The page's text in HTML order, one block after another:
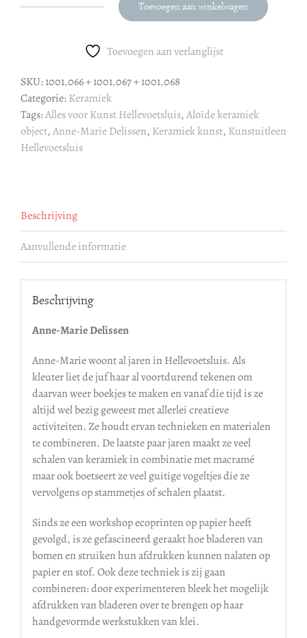
Delissen
Oloïde
aantal
Toevoegen aan winkelwagen
Toevoegen aan verlanglijst
SKU:1001.066 + 1001.067 + 1001.068
Categorie:Keramiek
Tags:Alles voor Kunst Hellevoetsluis,Aloïde keramiek
object,Anne-Marie Delissen, Keramiek kunst, Kunstuitleen
Hellevoetsluis
Beschrijving
Aanvullende informatie
Beschrijving
Anne-Marie Delissen
Anne-Marie woont al jaren in Hellevoetsluis. Als
kleuter liet de juf haar al voortdurend tekenen om
daarvan weer boekjes te maken en vanaf die tijd is ze
altijd wel bezig geweest met allerlei creatieve
activiteiten. Ze houdt ervan technieken en materialen
te combineren. De laatste paar jaren maakt ze veel
schalen van keramiek in combinatie met macramé
maar ook boetseert ze veel guitige vogeltjes die ze
vervolgens op stammetjes of schalen plaatst.
Sinds ze een workshop ecoprinten op papier heeft
gevolgd, is ze gefascineerd geraakt hoe bladeren van
bomen en struiken hun afdrukken kunnen nalaten op
papier en stof. Ook deze techniek is zij gaan
combineren: door experimenteren bleek het mogelijk
afdrukken van bladeren over te brengen op haar
handgevormde werkstukken van klei.